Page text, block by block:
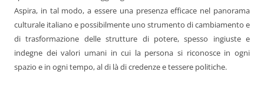
Aspira, in tal modo, a essere una presenza efficace nel panorama
culturale italiano e possibilmente uno strumento di cambiamento e
di trasformazione delle strutture di potere, spesso ingiuste e
indegne dei valori umani in cui la persona si riconosce in ogni
spazio e in ogni tempo, al di là di credenze e tessere politiche.